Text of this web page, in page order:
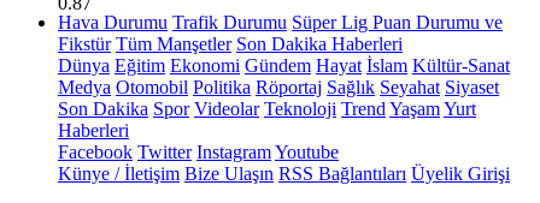
Hava Durumu Trafik Durumu Süper Lig Puan Durumu ve
Fikstür Tüm Manşetler Son Dakika Haberleri
Dünya Eğitim Ekonomi Gündem Hayat İslam Kültür-Sanat
Medya Otomobil Politika Röportaj Sağlık Seyahat Siyaset
Son Dakika Spor Videolar Teknoloji Trend YaşamYurt
Haberleri
Facebook Twitter InstagramYoutube
Künye / İletişim Bize Ulaşın RSS Bağlantıları Üyelik Girişi